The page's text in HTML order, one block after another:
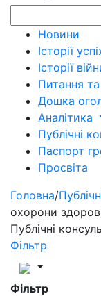
Новини
Історії
Історії
Питання та
Дошка
Аналітика
Публічні
Паспорт
Просвіта
Головна/
охорони
Публічні
Фільтр
Фільтр